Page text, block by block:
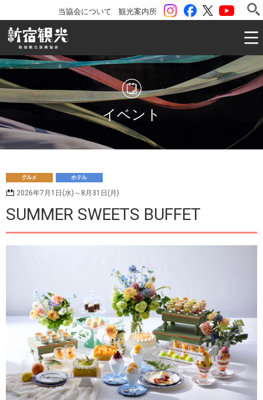
ツイッター
Facebook
instagram
観光案内所
当協会について
一般社団法人 新宿観光振興協会 Shinjuku
イベント
ルメ
テル
2026年7月1日(水)～8月31日(月)
SUMMER SWEETS BUFFET